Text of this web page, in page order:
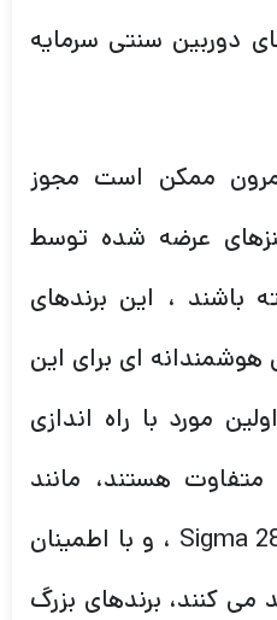
دوربین سنتی سرمایه
ممکن است مجوز
عرضه شده توسط
باشند ، این برندهای
ای برای این
مورد با راه اندازی
هستند، مانند
Sigma 28-70mm f/2.8 DG DN ، و با اطمینان
می کنند، برندهای بزرگ